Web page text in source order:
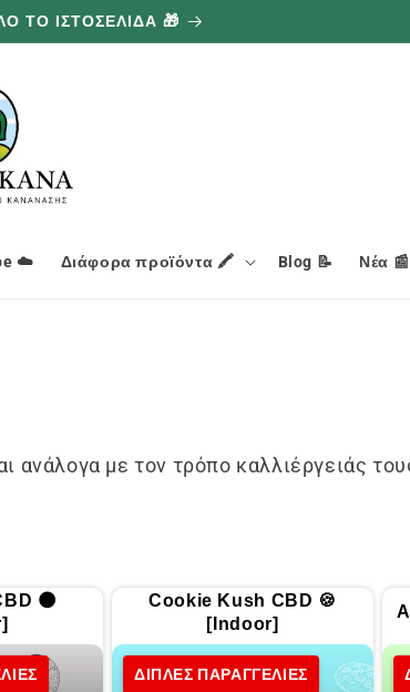
ΤΟ ΙΣΤΟΣΕΛΙΔΑ 🎁
☁️ Διάφορα προϊόντα 🖍️ Blog 📝 Νέα 📰
ανάλογα με τον τρόπο καλλιέργειάς
🌑
Cookie Kush CBD 🍪
[Indoor]
ΔΙΠΛΕΣ ΠΑΡΑΓΓΕΛΙΕΣ